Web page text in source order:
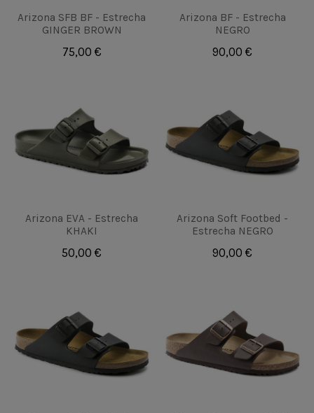
Arizona SFB BF - Estrecha
GINGER BROWN
75,00 €
Arizona BF - Estrecha
NEGRO
90,00 €
Arizona EVA - Estrecha
KHAKI
50,00 €
Arizona Soft Footbed -
Estrecha NEGRO
90,00 €